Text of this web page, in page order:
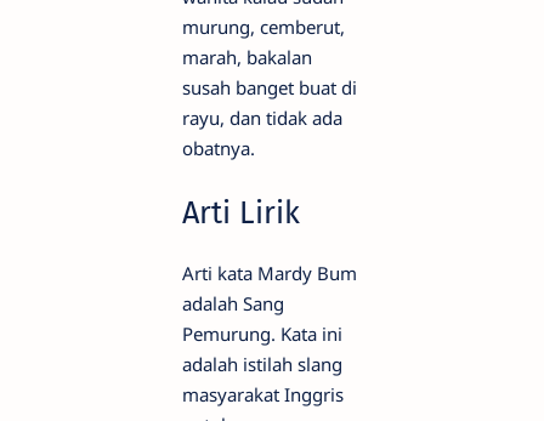
murung, cemberut,
marah, bakalan
susah banget buat di
rayu, dan tidak ada
obatnya.
Arti Lirik
Arti kata Mardy Bum
adalah Sang
Pemurung. Kata ini
adalah istilah slang
masyarakat Inggris